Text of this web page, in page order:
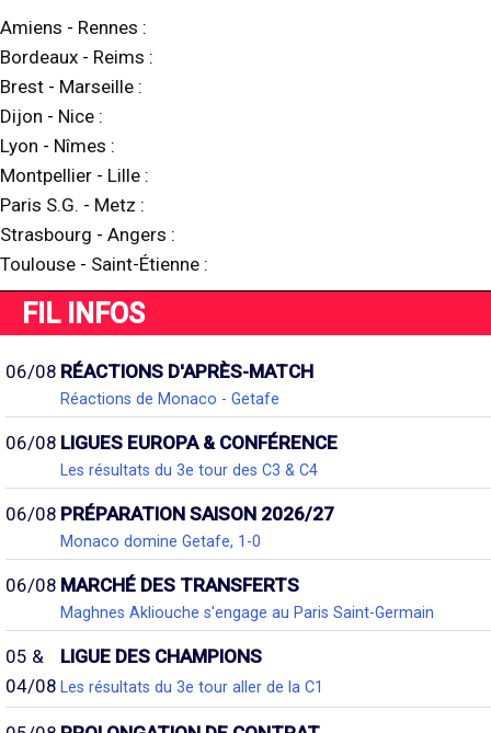
Amiens - Rennes :
Bordeaux - Reims :
Brest - Marseille :
Dijon - Nice :
Lyon - Nîmes :
Montpellier - Lille :
Paris S.G. - Metz :
Strasbourg - Angers :
Toulouse - Saint-Étienne :
FIL INFOS
06/08 RÉACTIONS D'APRÈS-MATCH
Réactions de Monaco - Getafe
06/08 LIGUES EUROPA & CONFÉRENCE
Les résultats du 3e tour des C3 & C4
06/08 PRÉPARATION SAISON 2026/27
Monaco domine Getafe, 1-0
06/08 MARCHÉ DES TRANSFERTS
Maghnes Akliouche s'engage au Paris Saint-Germain
05 &
04/08
LIGUE DES CHAMPIONS
Les résultats du 3e tour aller de la C1